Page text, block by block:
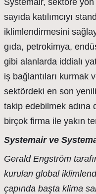
Systemair, sektöre yön
sayıda katılımcıyı
iklimlendirmesini
gıda, petrokimya,
gibi alanlarda iddialı
iş bağlantıları kurmak
sektördeki en son
takip edebilmek adına
birçok firma ile yakın
Systemairve
Gerald Engström
kurulan global
çapında başta klima